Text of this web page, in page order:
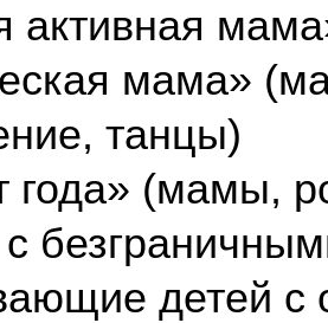
активная
мама»
танцы)
года» (мамы,
детей с